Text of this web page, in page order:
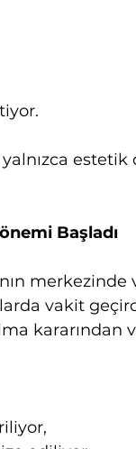
Başladı
vakit
kararından